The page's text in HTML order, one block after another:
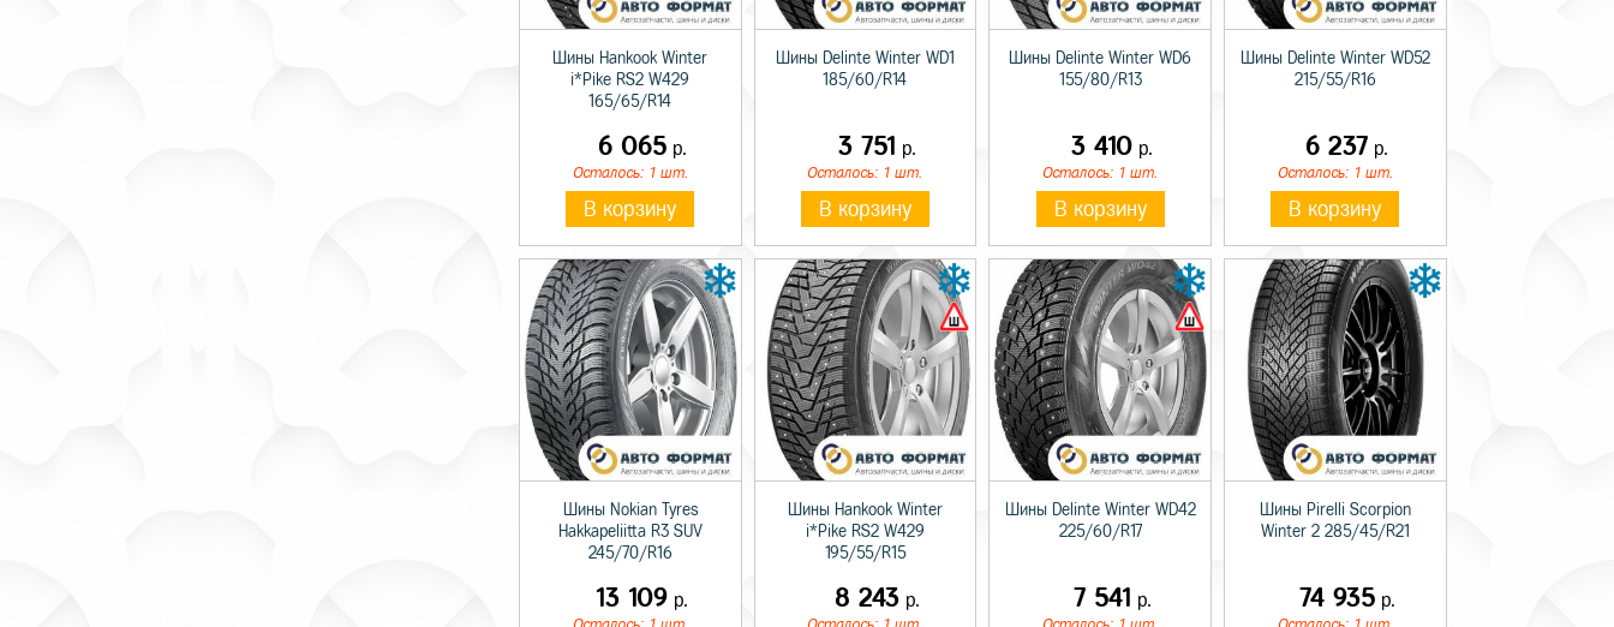
Шины Hankook Winter
i*Pike RS2 W429
165/65/R14
6 065р.
Осталось: 1 шт.
В корзину
Шины Delinte Winter WD1
185/60/R14
3 751 р.
Осталось: 1 шт.
В корзину
Шины Delinte Winter WD6
155/80/R13
3 410 р.
Осталось: 1 шт.
В корзину
Шины Delinte Winter WD52
215/55/R16
6 237 р.
Осталось: 1 шт.
В корзину
Шины Nokian Tyres
Hakkapeliitta R3 SUV
245/70/R16
13 109 р.
Шины Hankook Winter
i*Pike RS2 W429
195/55/R15
8 243р.
Шины Delinte Winter WD42
225/60/R17
7 541 р.
Шины Pirelli Scorpion
Winter 2 285/45/R21
74 935р.